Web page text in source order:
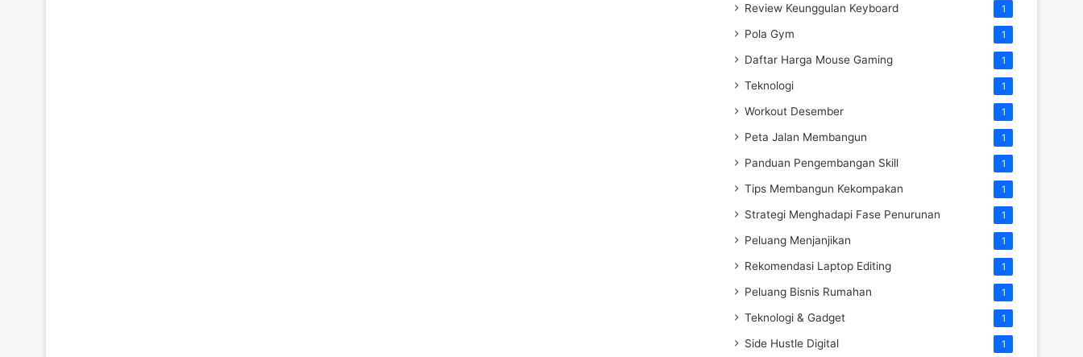
Review Keunggulan Keyboard 1
Pola Gym 1
Daftar Harga Mouse Gaming 1
Teknologi 1
Workout Desember 1
Peta Jalan Membangun 1
Panduan Pengembangan Skill 1
Tips Membangun Kekompakan 1
Strategi Menghadapi Fase Penurunan 1
Peluang Menjanjikan 1
Rekomendasi Laptop Editing 1
Peluang Bisnis Rumahan 1
Teknologi & Gadget 1
Side Hustle Digital 1